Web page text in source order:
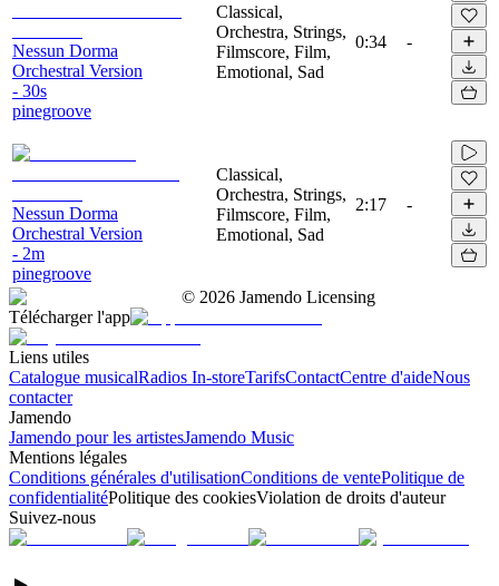
Nessun Dorma
Orchestral Version
- 30s
pinegroove
Classical,
Orchestra, Strings,
Filmscore, Film,
Emotional, Sad
0:34 -
Nessun Dorma
Orchestral Version
- 2m
pinegroove
Classical,
Orchestra, Strings,
Filmscore, Film,
Emotional, Sad
2:17 -
© 2026 Jamendo Licensing
Télécharger l'app
Liens utiles
Catalogue musicalRadios In-storeTarifsContactCentre d'aideNous
contacter
Jamendo
Jamendo pour les artistesJamendo Music
Mentions légales
Conditions générales d'utilisationConditions de ventePolitique de
confidentialitéPolitique des cookiesViolation de droits d'auteur
Suivez-nous